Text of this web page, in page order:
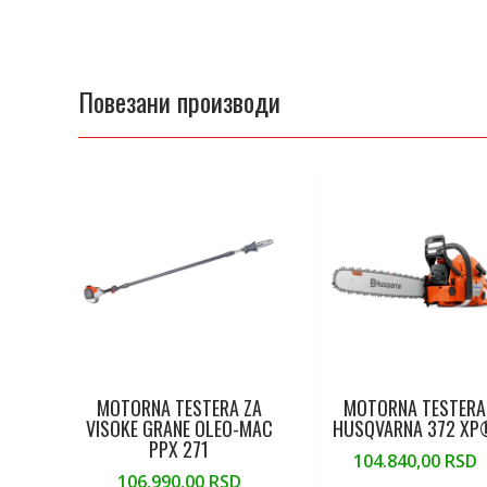
Повезани производи
MOTORNA TESTERA ZA
VISOKE GRANE OLEO-MAC
PPX 271
106.990,00 RSD
MOTORNA TESTERA
HUSQVARNA 372
104.840,00 RSD